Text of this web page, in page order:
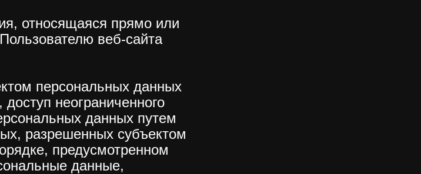
относящаяся прямо или
веб-сайта
персональных данных
неограниченного
данных путем
разрешенных субъектом
предусмотренном
данные,